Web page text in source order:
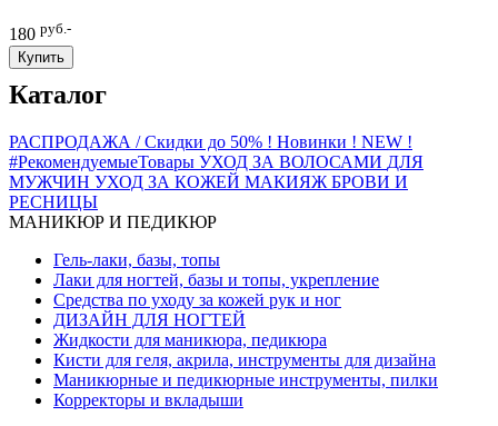
180 руб.-
Купить
Каталог
РАСПРОДАЖА / Скидки до 50% ! Новинки ! NEW !
#РекомендуемыеТовары УХОД ЗА ВОЛОСАМИ ДЛЯ
МУЖЧИН УХОД ЗА КОЖЕЙ МАКИЯЖ БРОВИ И
РЕСНИЦЫ
МАНИКЮР И ПЕДИКЮР
Гель-лаки, базы, топы
Лаки для ногтей, базы и топы, укрепление
Средства по уходу за кожей рук и ног
ДИЗАЙН ДЛЯ НОГТЕЙ
Жидкости для маникюра, педикюра
Кисти для геля, акрила, инструменты для дизайна
Маникюрные и педикюрные инструменты, пилки
Корректоры и вкладыши